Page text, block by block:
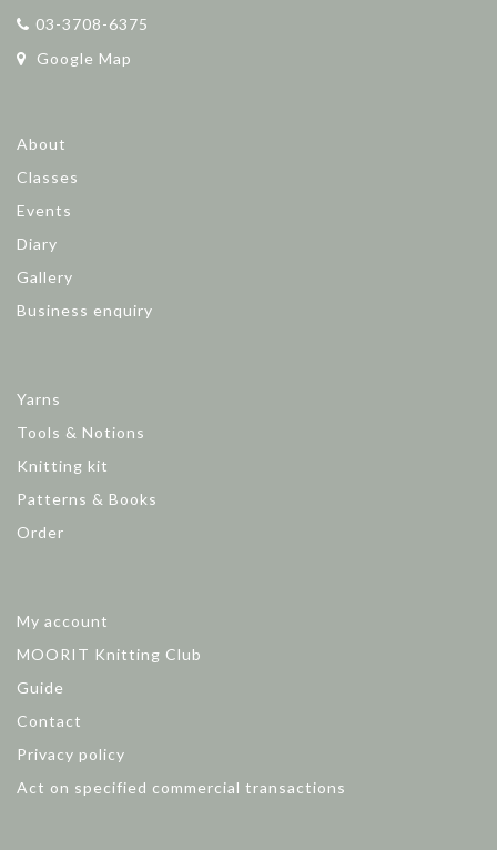
03-3708-6375
Google Map
About
Classes
Events
Diary
Gallery
Business enquiry
Yarns
Tools & Notions
Knitting kit
Patterns & Books
Order
My account
MOORIT Knitting Club
Guide
Contact
Privacy policy
Act on specified commercial transactions